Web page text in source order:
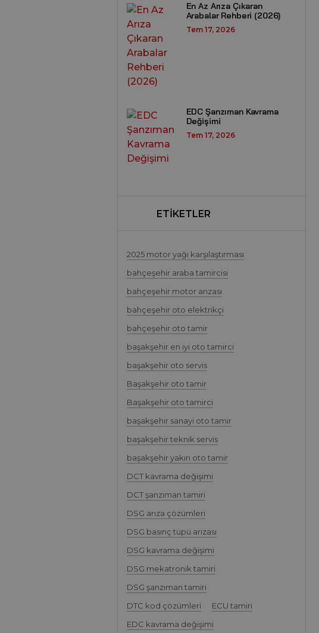
En Az Arıza Çıkaran
Arabalar Rehberi (2026)
Tem 17, 2026
EDC Şanzıman Kavrama
Değişimi
Tem 17, 2026
ETİKETLER
2025 motor yağı karşılaştırması
bahçeşehir araba tamircisi
bahçeşehir motor arızası
bahçeşehir oto elektrikçi
bahçeşehir oto tamir
başakşehir en iyi oto tamirci
başakşehir oto servis
Başakşehir oto tamir
Başakşehir oto tamirci
başakşehir sanayi oto tamir
başakşehir teknik servis
başakşehir yakın oto tamir
DCT kavrama değişimi
DCT şanzıman tamiri
DSG arıza çözümleri
DSG basınç tüpü arızası
DSG kavrama değişimi
DSG mekatronik tamiri
DSG şanzıman tamiri
DTC kod çözümleri
ECU tamiri
EDC kavrama değişimi